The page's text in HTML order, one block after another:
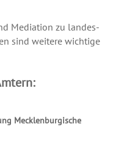
Mediation zu landes-
sind weitere wichtige
Mecklenburgische